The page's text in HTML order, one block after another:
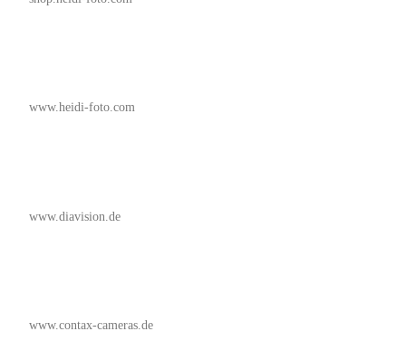
www.heidi-foto.com
www.diavision.de
www.contax-cameras.de